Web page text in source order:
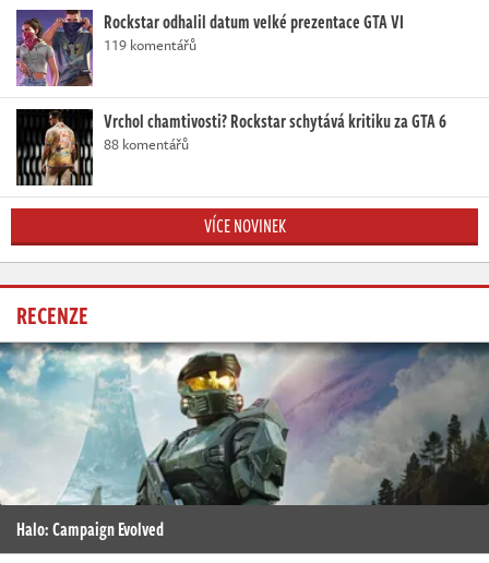
Rockstar odhalil datum velké prezentace GTA VI
119 komentářů
Vrchol chamtivosti? Rockstar schytává kritiku za GTA 6
88 komentářů
VÍCE NOVINEK
RECENZE
Halo: Campaign Evolved